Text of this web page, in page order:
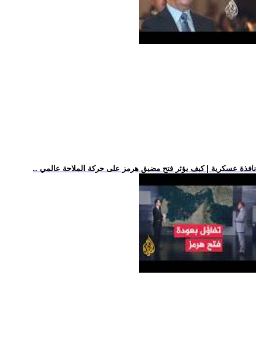
.. نافذة عسكرية | كيف يؤثر فتح مضيق هرمز على حركة الملاحة عالمي